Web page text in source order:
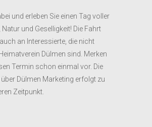
und erleben Sie einen Tag voller
und Geselligkeit! Die Fahrt
an Interessierte, die nicht
Dülmen sind. Merken
Termin schon einmal vor. Die
Dülmen Marketing erfolgt zu
Zeitpunkt.